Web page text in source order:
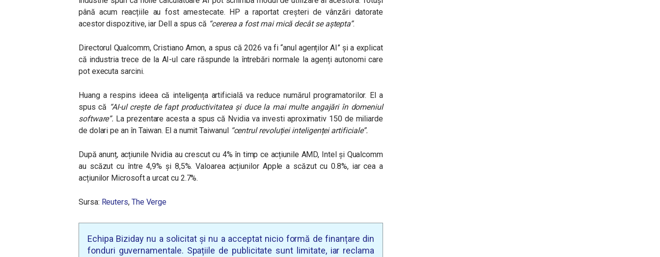
până acum reacțiile au fost amestecate. HP a raportat creșteri de vânzări datorate
acestor dispozitive, iar Dell a spus că “cererea a fost mai mică decât se aștepta”.
Directorul Qualcomm, Cristiano Amon, a spus că 2026 va fi “anul agenților AI” și a explicat
că industria trece de la AI-ul care răspunde la întrebări normale la agenți autonomi care
pot executa sarcini.
Huang a respins ideea că inteligența artificială va reduce numărul programatorilor. El a
spus că “AI-ul crește de fapt productivitatea și duce la mai multe angajări în domeniul
software”. La prezentare acesta a spus că Nvidia va investi aproximativ 150 de miliarde
de dolari pe an în Taiwan. El a numit Taiwanul “centrul revoluției inteligenței artificiale”.
După anunț, acțiunile Nvidia au crescut cu 4% în timp ce acțiunile AMD, Intel și Qualcomm
au scăzut cu între 4,9% și 8,5%. Valoarea acțiunilor Apple a scăzut cu 0.8%, iar cea a
acțiunilor Microsoft a urcat cu 2.7%.
Sursa: Reuters, The Verge
Echipa Biziday nu a solicitat și nu a acceptat nicio formă de finanțare din
fonduri guvernamentale. Spațiile de publicitate sunt limitate, iar reclama